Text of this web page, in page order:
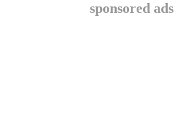
sponsored ads